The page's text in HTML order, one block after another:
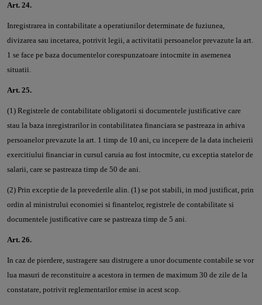
Art. 24.
Inregistrarea in contabilitate a operatiunilor determinate de fuziunea,
divizarea sau incetarea, potrivit legii, a activitatii persoanelor prevazute la art.
1 se face pe baza documentelor corespunzatoare intocmite in asemenea
situatii.
Art. 25.
(1) Registrele de contabilitate obligatorii si documentele justificative care
stau la baza inregistrarilor in contabilitatea financiara se pastreaza in arhiva
persoanelor prevazute la art. 1 timp de 10 ani, cu incepere de la data incheierii
exercitiului financiar in cursul caruia au fost intocmite, cu exceptia statelor de
salarii, care se pastreaza timp de 50 de ani.
(2) Prin exceptie de la prevederile alin. (1) se pot stabili, in mod justificat, prin
ordin al ministrului economiei si finantelor, registrele de contabilitate si
documentele justificative care se pastreaza timp de 5 ani.
Art. 26.
In caz de pierdere, sustragere sau distrugere a unor documente contabile se vor
lua masuri de reconstituire a acestora in termen de maximum 30 de zile de la
constatare, potrivit reglementarilor emise in acest scop.